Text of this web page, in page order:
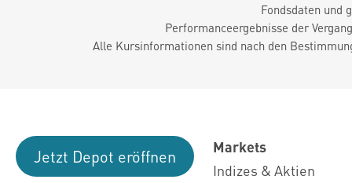
Fondsdaten und
Performanceergebnisse der
Alle Kursinformationen sind nach den
Jetzt Depot eröffnen
Markets
Indizes & Aktien